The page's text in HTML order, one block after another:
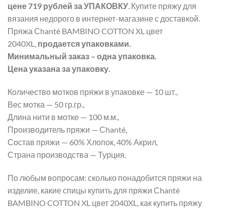
цене 719 рублей за УПАКОВКУ. Купите пряжу для
вязания недорого в интернет-магазине с доставкой.
Пряжа Сhanté BAMBINO COTTON XL цвет
2040XL, продается упаковками.
Минимальный заказ – одна упаковка.
Цена указана за упаковку.
Количество мотков пряжи в упаковке — 10 шт.,
Вес мотка — 50 гр.гр.,
Длина нити в мотке — 100 м.м.,
Производитель пряжи — Сhanté,
Состав пряжи — 60% Хлопок, 40% Акрил,
Страна производства — Турция.
По любым вопросам: сколько понадобится пряжи на
изделие, какие спицы купить для пряжи Сhanté
BAMBINO COTTON XL цвет 2040XL, как купить пряжу